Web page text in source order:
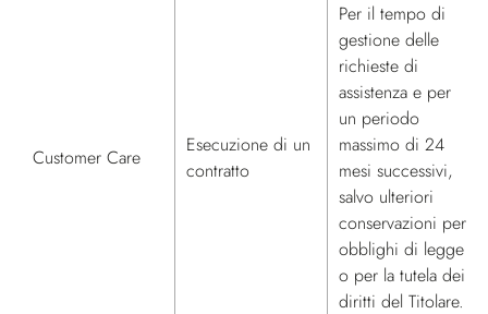
Customer Care
Esecuzione di un
contratto
Per il tempo di
gestione delle
richieste di
assistenza e per
un periodo
massimo di 24
mesi successivi,
salvo ulteriori
conservazioni per
obblighi di legge
o per la tutela dei
diritti del Titolare.